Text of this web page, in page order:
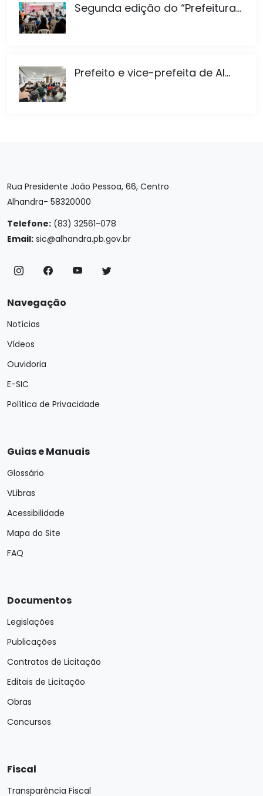
Segunda edição do “Prefeitura...
Prefeito e vice-prefeita de Al...
Rua Presidente João Pessoa, 66, Centro
Alhandra- 58320000
Telefone: (83) 32561-078
Email: sic@alhandra.pb.gov.br
Navegação
Notícias
Vídeos
Ouvidoria
E-SIC
Política de Privacidade
Guias e Manuais
Glossário
VLibras
Acessibilidade
Mapa do Site
FAQ
Documentos
Legislações
Publicações
Contratos de Licitação
Editais de Licitação
Obras
Concursos
Fiscal
Transparência Fiscal